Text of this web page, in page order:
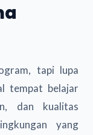
tapi lupa
tempat belajar
dan kualitas
yang